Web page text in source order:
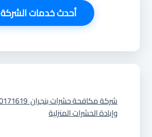
أحدث خدمات الشركة
وإبادة الحشرات المنزلية